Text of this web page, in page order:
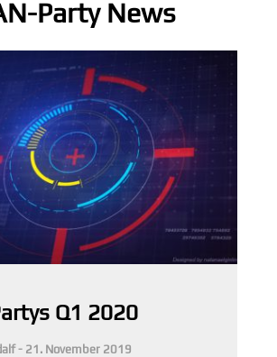
Party News
Q1 2020
- 21. November 2019